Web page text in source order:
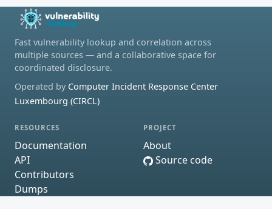
Fast vulnerability lookup and correlation across
multiple sources — and a collaborative space for
coordinated disclosure.
Operated by Computer Incident Response Center
Luxembourg (CIRCL)
RESOURCES
Documentation
API
Contributors
Dumps
PROJECT
About
Source code